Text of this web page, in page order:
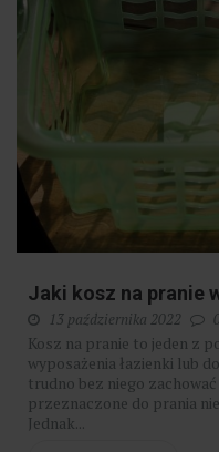
Jaki kosz na pranie
13 października 2022
Kosz na pranie to jeden z
wyposażenia łazienki lub
trudno bez niego
przeznaczone do prania
Jednak...